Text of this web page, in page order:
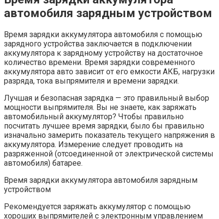
автомобиля зарядным устройством
Время зарядки аккумулятора автомобиля с помощью
зарядного устройства заключается в подключении
аккумулятора к зарядному устройству на достаточное
количество времени. Время зарядки современного
аккумулятора авто зависит от его емкости АКБ, нагрузки
разряда, тока выпрямителя и времени зарядки.
Лучшая и безопасная зарядка — это правильный выбор
мощности выпрямителя. Вы не знаете, как заряжать
автомобильный аккумулятор? Чтобы правильно
посчитать лучшее время зарядки, было бы правильно
изначально замерить показатель текущего напряжения в
аккумулятора. Измерение следует проводить на
разряженной (отсоединенной от электрической системы
автомобиля) батарее.
Время зарядки аккумулятора автомобиля зарядным
устройством
Рекомендуется заряжать аккумулятор с помощью
хороших выпрямителей с электронным управлением